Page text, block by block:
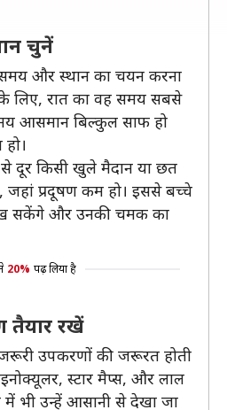
चुनें
और स्थान का चयन करना
लिए, रात का वह समय सबसे
आसमान बिल्कुल साफ हो
दूर किसी खुले मैदान या छत
जहां प्रदूषण कम हो। इससे बच्चे
सकेंगे और उनकी चमक का
20% पढ़ लिया है
रखें
उपकरणों की जरूरत होती
स्टार मैप्स, और लाल
में भी उन्हें आसानी से देखा जा